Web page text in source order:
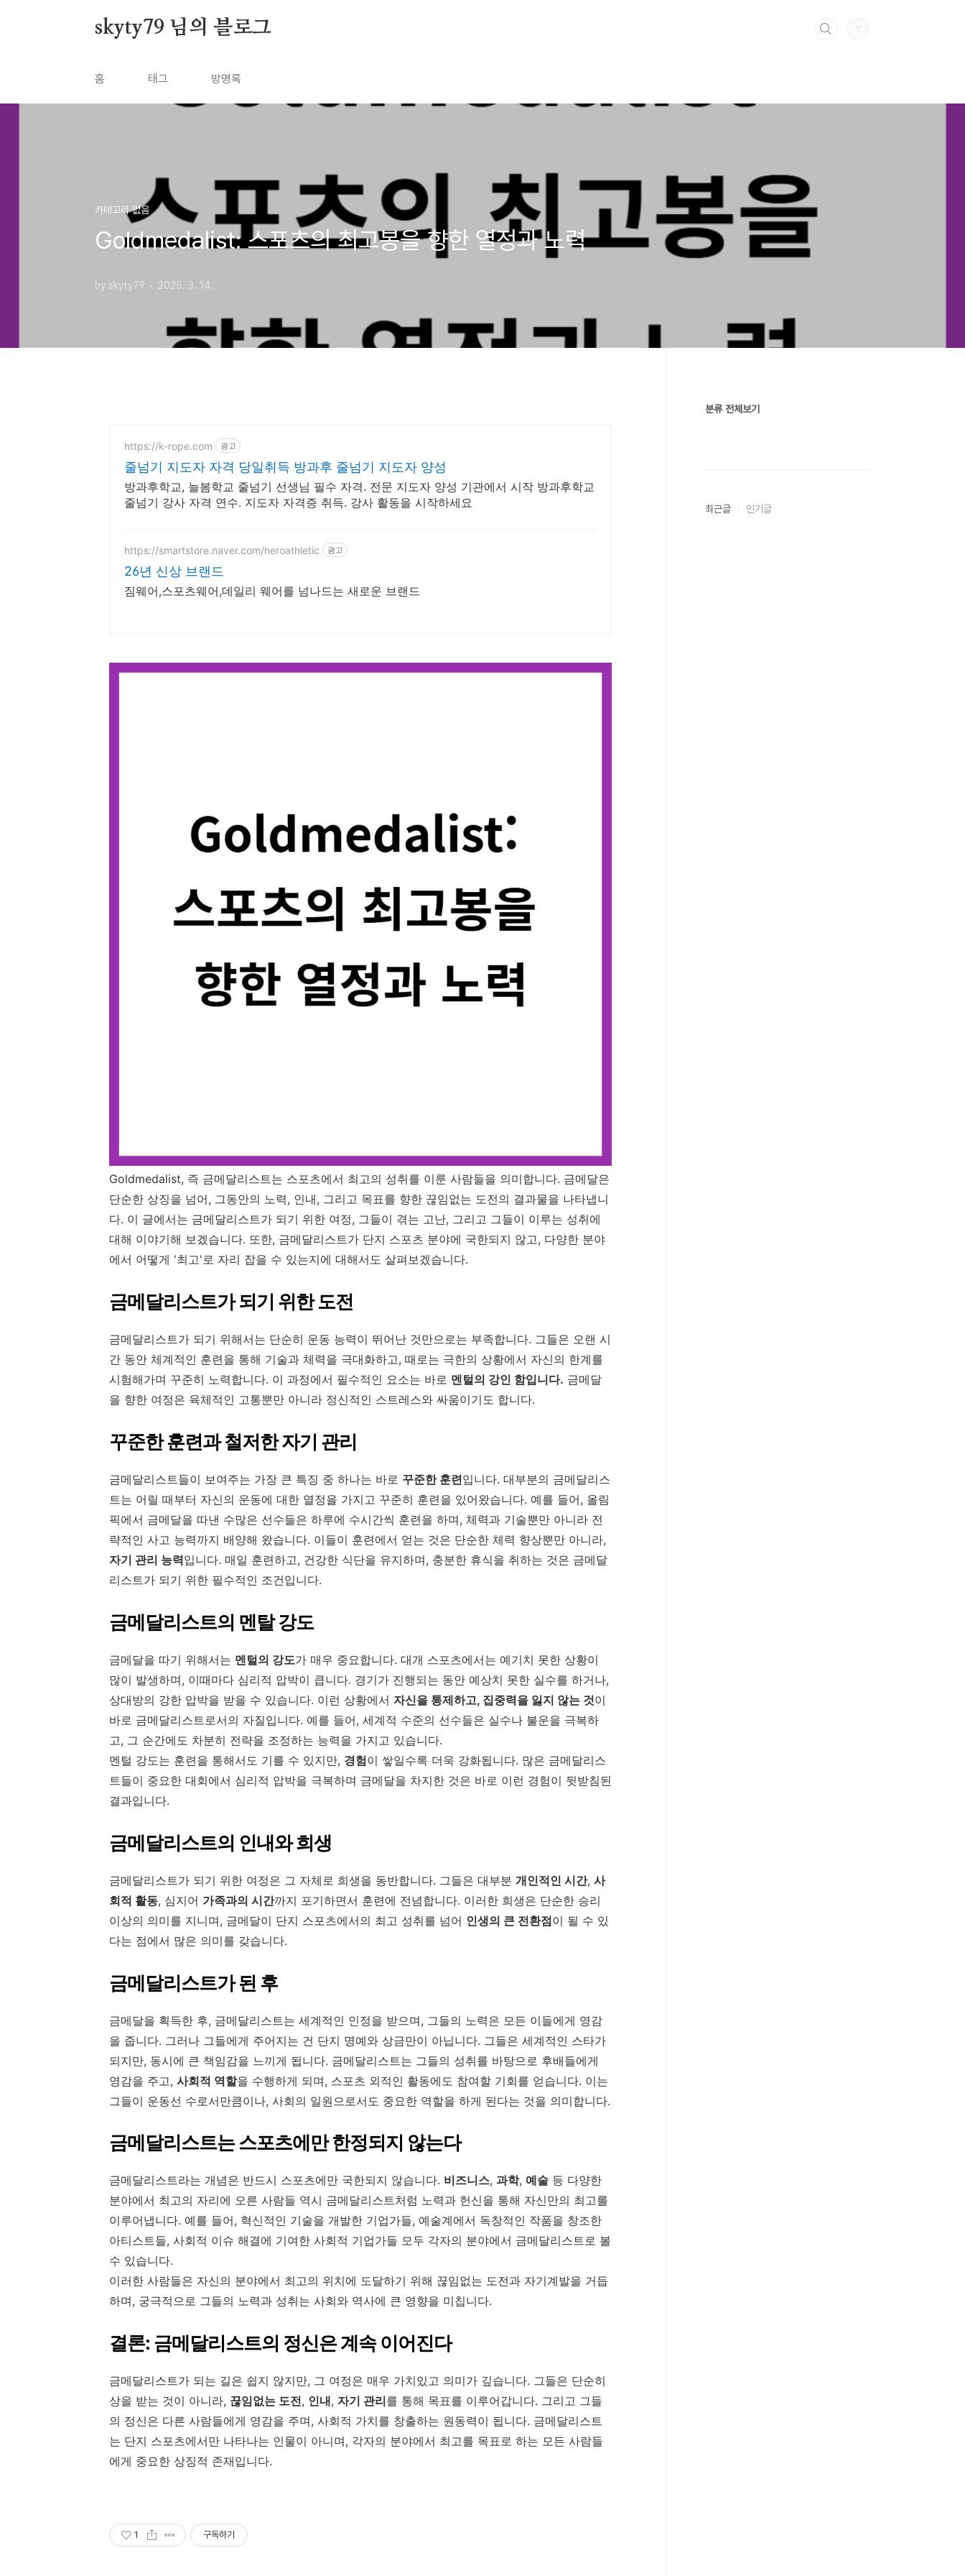
skyty79 님의 블로그
홈 태그 방명록
카테고리 없음
Goldmedalist: 스포츠의 최고봉을 향한 열정과 노력
by skyty79 2025. 3. 14.
https://k-rope.com 광고
줄넘기 지도자 자격 당일취득 방과후 줄넘기 지도자 양성
방과후학교, 늘봄학교 줄넘기 선생님 필수 자격. 전문 지도자 양성 기관에서 시작 방과후학교
줄넘기 강사 자격 연수. 지도자 자격증 취득. 강사 활동을 시작하세요
https://smartstore.naver.com/heroathletic 광고
26년 신상 브랜드
짐웨어,스포츠웨어,데일리 웨어를 넘나드는 새로운 브랜드
Goldmedalist, 즉 금메달리스트는 스포츠에서 최고의 성취를 이룬 사람들을 의미합니다. 금메달은
단순한 상징을 넘어, 그동안의 노력, 인내, 그리고 목표를 향한 끊임없는 도전의 결과물을 나타냅니
다. 이 글에서는 금메달리스트가 되기 위한 여정, 그들이 겪는 고난, 그리고 그들이 이루는 성취에
대해 이야기해 보겠습니다. 또한, 금메달리스트가 단지 스포츠 분야에 국한되지 않고, 다양한 분야
에서 어떻게 '최고'로 자리 잡을 수 있는지에 대해서도 살펴보겠습니다.
금메달리스트가 되기 위한 도전
금메달리스트가 되기 위해서는 단순히 운동 능력이 뛰어난 것만으로는 부족합니다. 그들은 오랜 시
간 동안 체계적인 훈련을 통해 기술과 체력을 극대화하고, 때로는 극한의 상황에서 자신의 한계를
시험해가며 꾸준히 노력합니다. 이 과정에서 필수적인 요소는 바로 멘털의 강인 함입니다. 금메달
을 향한 여정은 육체적인 고통뿐만 아니라 정신적인 스트레스와 싸움이기도 합니다.
꾸준한 훈련과 철저한 자기 관리
금메달리스트들이 보여주는 가장 큰 특징 중 하나는 바로 꾸준한 훈련입니다. 대부분의 금메달리스
트는 어릴 때부터 자신의 운동에 대한 열정을 가지고 꾸준히 훈련을 있어왔습니다. 예를 들어, 올림
픽에서 금메달을 따낸 수많은 선수들은 하루에 수시간씩 훈련을 하며, 체력과 기술뿐만 아니라 전
략적인 사고 능력까지 배양해 왔습니다. 이들이 훈련에서 얻는 것은 단순한 체력 향상뿐만 아니라,
자기 관리 능력입니다. 매일 훈련하고, 건강한 식단을 유지하며, 충분한 휴식을 취하는 것은 금메달
리스트가 되기 위한 필수적인 조건입니다.
금메달리스트의 멘탈 강도
금메달을 따기 위해서는 멘털의 강도가 매우 중요합니다. 대개 스포츠에서는 예기치 못한 상황이
많이 발생하며, 이때마다 심리적 압박이 큽니다. 경기가 진행되는 동안 예상치 못한 실수를 하거나,
상대방의 강한 압박을 받을 수 있습니다. 이런 상황에서 자신을 통제하고, 집중력을 잃지 않는 것이
바로 금메달리스트로서의 자질입니다. 예를 들어, 세계적 수준의 선수들은 실수나 불운을 극복하
고, 그 순간에도 차분히 전략을 조정하는 능력을 가지고 있습니다.
멘털 강도는 훈련을 통해서도 기를 수 있지만, 경험이 쌓일수록 더욱 강화됩니다. 많은 금메달리스
트들이 중요한 대회에서 심리적 압박을 극복하며 금메달을 차지한 것은 바로 이런 경험이 뒷받침된
결과입니다.
금메달리스트의 인내와 희생
금메달리스트가 되기 위한 여정은 그 자체로 희생을 동반합니다. 그들은 대부분 개인적인 시간, 사
회적 활동, 심지어 가족과의 시간까지 포기하면서 훈련에 전념합니다. 이러한 희생은 단순한 승리
이상의 의미를 지니며, 금메달이 단지 스포츠에서의 최고 성취를 넘어 인생의 큰 전환점이 될 수 있
다는 점에서 많은 의미를 갖습니다.
금메달리스트가 된 후
금메달을 획득한 후, 금메달리스트는 세계적인 인정을 받으며, 그들의 노력은 모든 이들에게 영감
을 줍니다. 그러나 그들에게 주어지는 건 단지 명예와 상금만이 아닙니다. 그들은 세계적인 스타가
되지만, 동시에 큰 책임감을 느끼게 됩니다. 금메달리스트는 그들의 성취를 바탕으로 후배들에게
영감을 주고, 사회적 역할을 수행하게 되며, 스포츠 외적인 활동에도 참여할 기회를 얻습니다. 이는
그들이 운동선 수로서만큼이나, 사회의 일원으로서도 중요한 역할을 하게 된다는 것을 의미합니다.
금메달리스트는 스포츠에만 한정되지 않는다
금메달리스트라는 개념은 반드시 스포츠에만 국한되지 않습니다. 비즈니스, 과학, 예술 등 다양한
분야에서 최고의 자리에 오른 사람들 역시 금메달리스트처럼 노력과 헌신을 통해 자신만의 최고를
이루어냅니다. 예를 들어, 혁신적인 기술을 개발한 기업가들, 예술계에서 독창적인 작품을 창조한
아티스트들, 사회적 이슈 해결에 기여한 사회적 기업가들 모두 각자의 분야에서 금메달리스트로 볼
수 있습니다.
이러한 사람들은 자신의 분야에서 최고의 위치에 도달하기 위해 끊임없는 도전과 자기계발을 거듭
하며, 궁극적으로 그들의 노력과 성취는 사회와 역사에 큰 영향을 미칩니다.
결론: 금메달리스트의 정신은 계속 이어진다
금메달리스트가 되는 길은 쉽지 않지만, 그 여정은 매우 가치있고 의미가 깊습니다. 그들은 단순히
상을 받는 것이 아니라, 끊임없는 도전, 인내, 자기 관리를 통해 목표를 이루어갑니다. 그리고 그들
의 정신은 다른 사람들에게 영감을 주며, 사회적 가치를 창출하는 원동력이 됩니다. 금메달리스트
는 단지 스포츠에서만 나타나는 인물이 아니며, 각자의 분야에서 최고를 목표로 하는 모든 사람들
에게 중요한 상징적 존재입니다.
1 구독하기
분류 전체보기
최근글 인기글